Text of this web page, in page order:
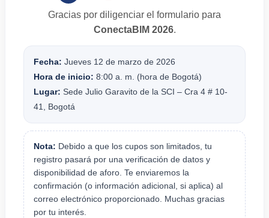
Gracias por diligenciar el formulario para
ConectaBIM 2026.
Fecha: Jueves 12 de marzo de 2026
Hora de inicio: 8:00 a. m. (hora de Bogotá)
Lugar: Sede Julio Garavito de la SCI – Cra 4 # 10-
41, Bogotá
Nota: Debido a que los cupos son limitados, tu
registro pasará por una verificación de datos y
disponibilidad de aforo. Te enviaremos la
confirmación (o información adicional, si aplica) al
correo electrónico proporcionado. Muchas gracias
por tu interés.